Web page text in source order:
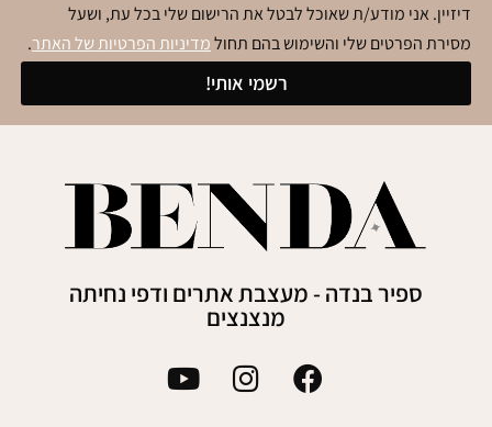
דיזיין. אני מודע/ת שאוכל לבטל את הרישום שלי בכל עת, ושעל
מסירת הפרטים שלי והשימוש בהם תחולמדיניות הפרטיות של האתר.
רשמי אותי!
ספיר בנדה - מעצבת אתרים ודפי נחיתה
מנצנצים